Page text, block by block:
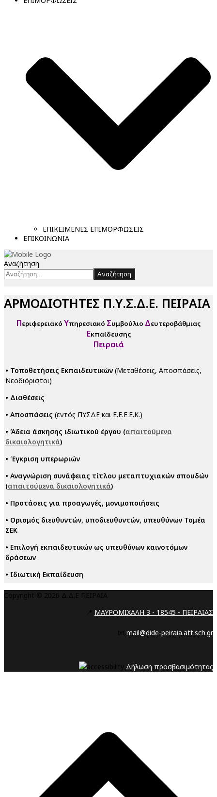
ΕΠΙΚΕΙΜΕΝΕΣ ΕΠΙΜΟΡΦΩΣΕΙΣ
ΕΠΙΚΟΙΝΩΝΙΑ
Αναζήτηση
Αναζήτηση
ΑΡΜΟΔΙΟΤΗΤΕΣ Π.Υ.Σ.Δ.Ε. ΠΕΙΡΑΙΑ
Περιφερειακό Υπηρεσιακό Συμβούλιο Δευτεροβάθμιας
Εκπαίδευσης
Πειραιά
• Τοποθετήσεις Εκπαιδευτικών (Μεταθέσεις, Αποσπάσεις,
Νεοδιόριστοι)
• Διαθέσεις
• Αποσπάσεις (εντός ΠΥΣΔΕ και Ε.Ε.Ε.Ε.Κ.)
• Άδεια άσκησης ιδιωτικού έργου (απαιτούμενα
δικαιολογητικά)
• Έγκριση υπερωριών
• Αναγνώριση συνάφειας τίτλου μεταπτυχιακών σπουδών
(απαιτούμενα δικαιολογητικά)
• Προτάσεις για προαγωγές, μονιμοποιήσεις
• Ορισμός διευθυντών, υποδιευθυντών, υπευθύνων Τομέα
ΣΕΚ
• Επιλογή εκπαιδευτικών ως υπευθύνων καινοτόμων
δράσεων
• Ιδιωτική Εκπαίδευση
Copyright © 2026 Δ.Δ.Ε ΠΕΙΡΑΙΑ
📍 ΜΑΥΡΟΜΙΧΑΛΗ 3 - 18545 - ΠΕΙΡΑΙΑΣ
📧 mail@dide-peiraia.att.sch.gr
Δήλωση προσβασιμότητας